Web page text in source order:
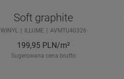
Soft graphite
WINYL ILLUME AVMTU40326
199,95 PLN/m²
Sugerowana cena brutto